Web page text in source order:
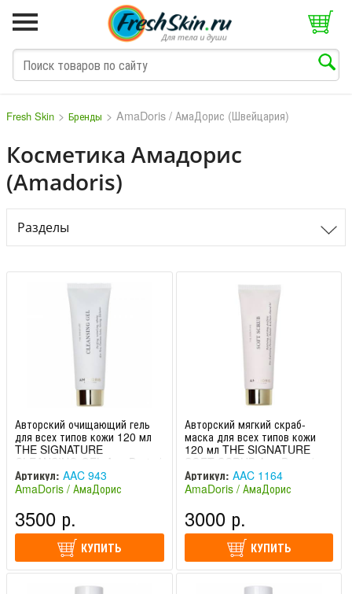
Fresh Skin > Бренды > AmaDoris / АмаДорис (Швейцария)
Косметика Амадорис
(Amadoris)
Разделы
Авторский очищающий гель
для всех типов кожи 120 мл
THE SIGNATURE
CLEANSING GEL AmaDoris /
АмаДорис
Артикул: AAC 943
AmaDoris / АмаДорис
3500 р.
КУПИТЬ
Авторский мягкий скраб-
маска для всех типов кожи
120 мл THE SIGNATURE
SOFT SCRUB AmaDoris /
АмаДорис
Артикул: AAC 1164
AmaDoris / АмаДорис
3000 р.
КУПИТЬ
M N O P Q